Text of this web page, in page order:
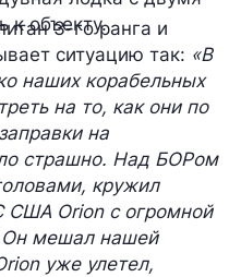
к объекту.
3-го ранга и
ситуацию так: «В
наших корабельных
на то, как они по
на
страшно. Над БОРом
кружил
США Orion с огромной
Он мешал нашей
уже улетел,